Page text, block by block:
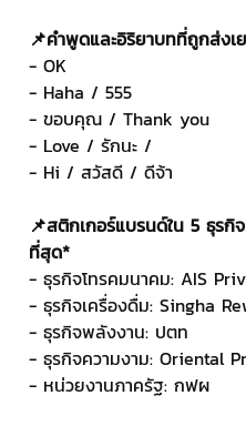
📌คำพูดและอิริยาบทที่ถูกส่งเ
- OK
- Haha / 555
- ขอบคุณ / Thank you
- Love / รักนะ /
- Hi / สวัสดี / ดีจ้า
📌สติกเกอร์แบรนด์ใน 5 ธุรกิ
ที่สุด*
- ธุรกิจโทรคมนาคม: AIS
- ธุรกิจเครื่องดื่ม: Singha
- ธุรกิจพลังงาน: ปตท
- ธุรกิจความงาม: Oriental
- หน่วยงานภาครัฐ: กฟผ